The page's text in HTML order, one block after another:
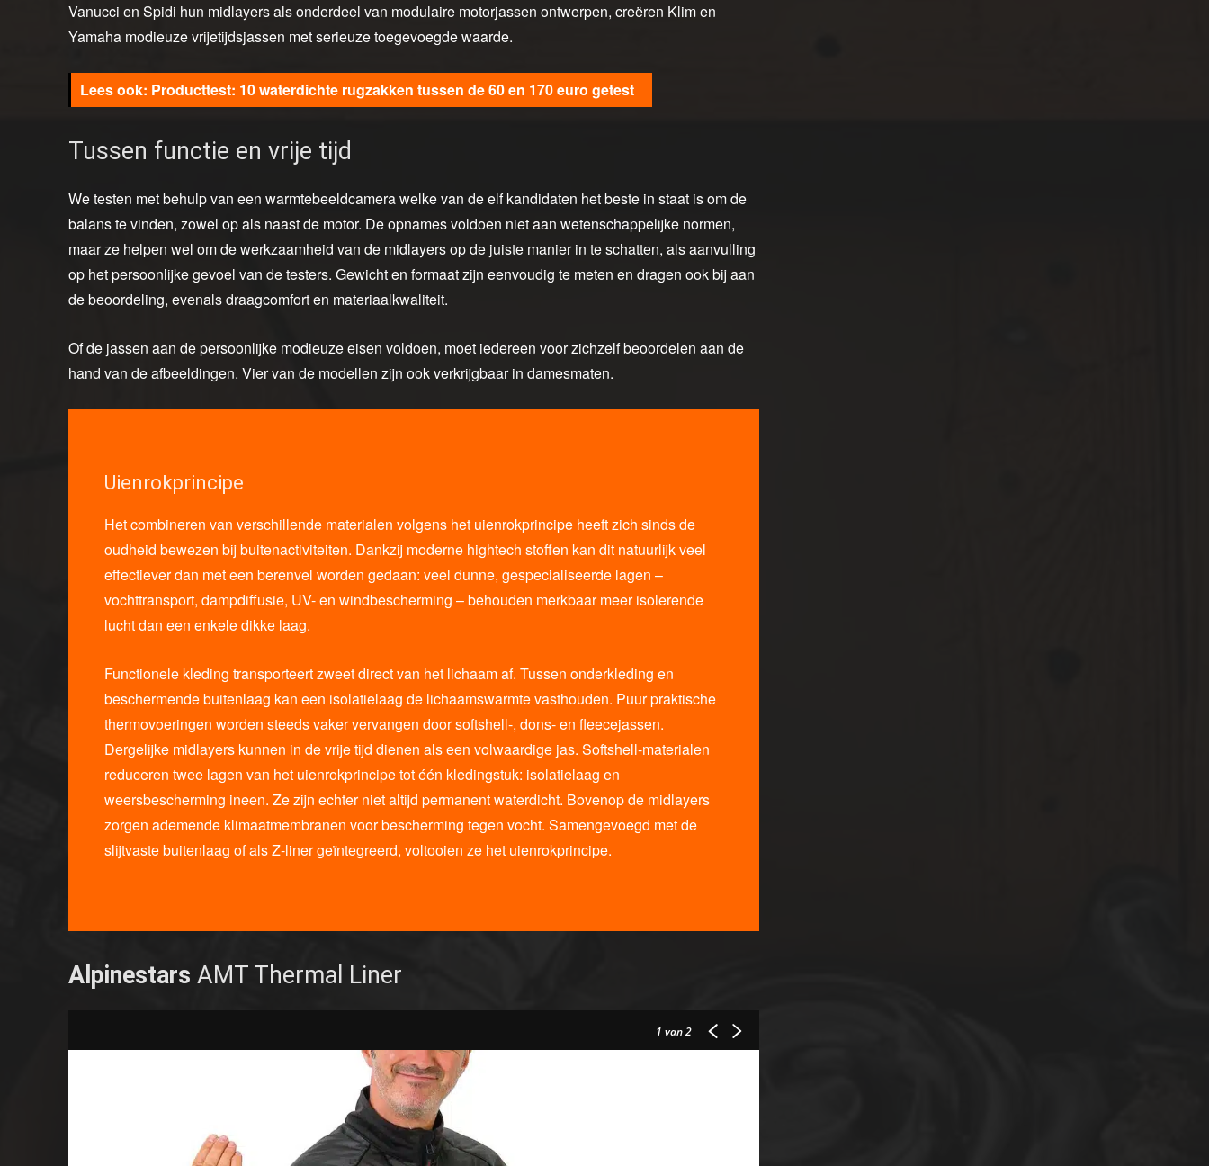
Vanucci en Spidi hun midlayers als onderdeel van modulaire motorjassen ontwerpen, creëren Klim en
Yamaha modieuze vrijetijdsjassen met serieuze toegevoegde waarde.
Producttest: 10 waterdichte rugzakken tussen de 60 en 170 euro getest
Tussen functie en vrije tijd
We testen met behulp van een warmtebeeldcamera welke van de elf kandidaten het beste in staat is om de
balans te vinden, zowel op als naast de motor. De opnames voldoen niet aan wetenschappelijke normen,
maar ze helpen wel om de werkzaamheid van de midlayers op de juiste manier in te schatten, als aanvulling
op het persoonlijke gevoel van de testers. Gewicht en formaat zijn eenvoudig te meten en dragen ook bij aan
de beoordeling, evenals draagcomfort en materiaalkwaliteit.
Of de jassen aan de persoonlijke modieuze eisen voldoen, moet iedereen voor zichzelf beoordelen aan de
hand van de afbeeldingen. Vier van de modellen zijn ook verkrijgbaar in damesmaten.
Uienrokprincipe
Het combineren van verschillende materialen volgens het uienrokprincipe heeft zich sinds de
oudheid bewezen bij buitenactiviteiten. Dankzij moderne hightech stoffen kan dit natuurlijk veel
effectiever dan met een berenvel worden gedaan: veel dunne, gespecialiseerde lagen –
vochttransport, dampdiffusie, UV- en windbescherming – behouden merkbaar meer isolerende
lucht dan een enkele dikke laag.
Functionele kleding transporteert zweet direct van het lichaam af. Tussen onderkleding en
beschermende buitenlaag kan een isolatielaag de lichaamswarmte vasthouden. Puur praktische
thermovoeringen worden steeds vaker vervangen door softshell-, dons- en fleecejassen.
Dergelijke midlayers kunnen in de vrije tijd dienen als een volwaardige jas. Softshell-materialen
reduceren twee lagen van het uienrokprincipe tot één kledingstuk: isolatielaag en
weersbescherming ineen. Ze zijn echter niet altijd permanent waterdicht. Bovenop de midlayers
zorgen ademende klimaatmembranen voor bescherming tegen vocht. Samengevoegd met de
slijtvaste buitenlaag of als Z-liner geïntegreerd, voltooien ze het uienrokprincipe.
Alpinestars AMT Thermal Liner
1 van 2